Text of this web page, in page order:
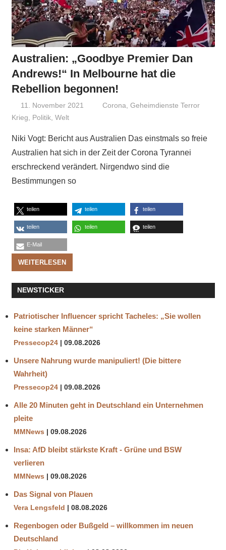
Australien: „Goodbye Premier Dan
Andrews!“ In Melbourne hat die
Rebellion begonnen!
11. November 2021 Niki Vogt
Corona,Geheimdienste Terror
Krieg, Politik, Welt
Niki Vogt: Bericht aus Australien Das einstmals so freie
Australien hat sich in der Zeit der Corona Tyrannei
erschreckend verändert. Nirgendwo sind die
Bestimmungen so
teilen teilen teilen
teilen teilen teilen
E-Mail
WEITERLESEN
NEWSTICKER
Patriotischer Influencer spricht Tacheles: „Sie wollen
keine starken Männer“
Pressecop24 09.08.2026
Unsere Nahrung wurde manipuliert! (Die bittere
Wahrheit)
Pressecop24 09.08.2026
Alle 20 Minuten geht in Deutschland ein Unternehmen
pleite
MMNews 09.08.2026
Insa: AfD bleibt stärkste Kraft - Grüne und BSW
verlieren
MMNews 09.08.2026
Das Signal von Plauen
Vera Lengsfeld 08.08.2026
Regenbogen oder Bußgeld – willkommen im neuen
Deutschland